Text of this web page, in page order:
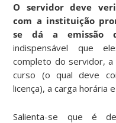
O servidor deve
com a instituição
se dá a emissão
indispensável que
completo do servidor,
curso (o qual deve
licença), a carga horária
Salienta-se que é